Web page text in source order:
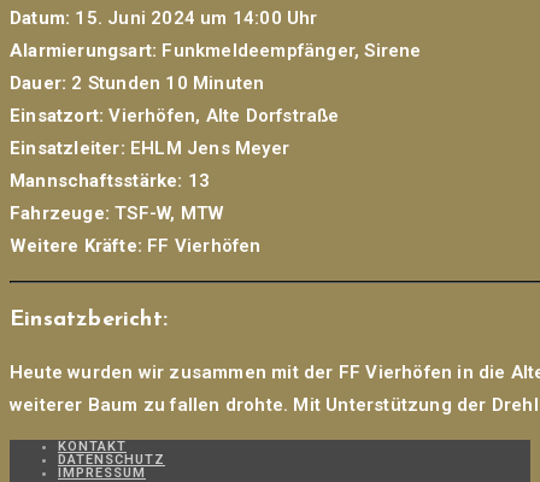
Datum: 15. Juni 2024 um 14:00 Uhr
Alarmierungsart: Funkmeldeempfänger, Sirene
Dauer: 2 Stunden 10 Minuten
Einsatzort: Vierhöfen, Alte Dorfstraße
Einsatzleiter: EHLM Jens Meyer
Mannschaftsstärke: 13
Fahrzeuge: TSF-W, MTW
Weitere Kräfte: FF Vierhöfen
Einsatzbericht:
Heute wurden wir zusammen mit der FF Vierhöfen in die
weiterer Baum zu fallen drohte. Mit Unterstützung der
KONTAKT
DATENSCHUTZ
IMPRESSUM